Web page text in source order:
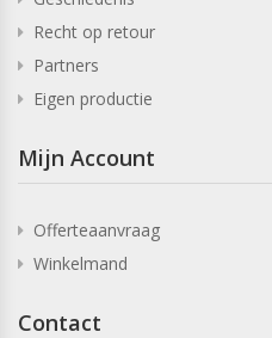
Recht op retour
Partners
Eigen productie
Mijn Account
Offerteaanvraag
Winkelmand
Contact